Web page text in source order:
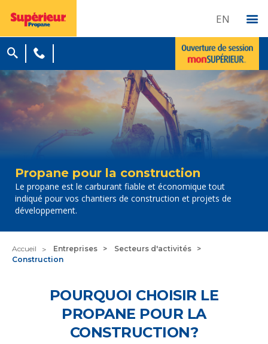
EN
Propane pour la construction
Le propane est le carburant fiable et économique tout
indiqué pour vos chantiers de construction et projets de
développement.
Accueil Entreprises
Secteurs d'activités
Construction
POURQUOI CHOISIR LE
PROPANE POUR LA
CONSTRUCTION?